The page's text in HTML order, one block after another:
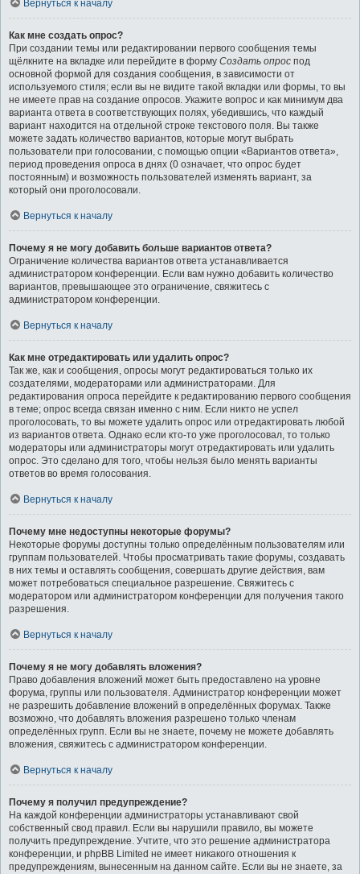
Вернуться к началу
Как мне создать опрос?
При создании темы или редактировании первого сообщения темы
щёлкните на вкладке или перейдите в форму Создать опрос под
основной формой для создания сообщения, в зависимости от
используемого стиля; если вы не видите такой вкладки или формы, то вы
не имеете прав на создание опросов. Укажите вопрос и как минимум два
варианта ответа в соответствующих полях, убедившись, что каждый
вариант находится на отдельной строке текстового поля. Вы также
можете задать количество вариантов, которые могут выбрать
пользователи при голосовании, с помощью опции «Вариантов ответа»,
период проведения опроса в днях (0 означает, что опрос будет
постоянным) и возможность пользователей изменять вариант, за
который они проголосовали.
Вернуться к началу
Почему я не могу добавить больше вариантов ответа?
Ограничение количества вариантов ответа устанавливается
администратором конференции. Если вам нужно добавить количество
вариантов, превышающее это ограничение, свяжитесь с
администратором конференции.
Вернуться к началу
Как мне отредактировать или удалить опрос?
Так же, как и сообщения, опросы могут редактироваться только их
создателями, модераторами или администраторами. Для
редактирования опроса перейдите к редактированию первого сообщения
в теме; опрос всегда связан именно с ним. Если никто не успел
проголосовать, то вы можете удалить опрос или отредактировать любой
из вариантов ответа. Однако если кто-то уже проголосовал, то только
модераторы или администраторы могут отредактировать или удалить
опрос. Это сделано для того, чтобы нельзя было менять варианты
ответов во время голосования.
Вернуться к началу
Почему мне недоступны некоторые форумы?
Некоторые форумы доступны только определённым пользователям или
группам пользователей. Чтобы просматривать такие форумы, создавать
в них темы и оставлять сообщения, совершать другие действия, вам
может потребоваться специальное разрешение. Свяжитесь с
модератором или администратором конференции для получения такого
разрешения.
Вернуться к началу
Почему я не могу добавлять вложения?
Право добавления вложений может быть предоставлено на уровне
форума, группы или пользователя. Администратор конференции может
не разрешить добавление вложений в определённых форумах. Также
возможно, что добавлять вложения разрешено только членам
определённых групп. Если вы не знаете, почему не можете добавлять
вложения, свяжитесь с администратором конференции.
Вернуться к началу
Почему я получил предупреждение?
На каждой конференции администраторы устанавливают свой
собственный свод правил. Если вы нарушили правило, вы можете
получить предупреждение. Учтите, что это решение администратора
конференции, и phpBB Limited не имеет никакого отношения к
предупреждениям, вынесенным на данном сайте. Если вы не знаете, за